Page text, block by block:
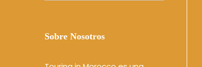
Sobre Nosotros